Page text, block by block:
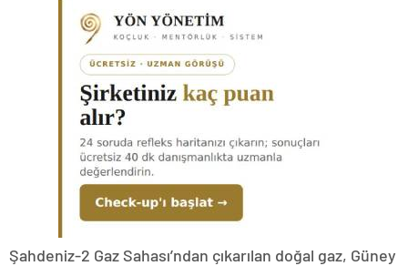
Şahdeniz-2 Gaz Sahası’ndan çıkarılan doğal gaz, Güney